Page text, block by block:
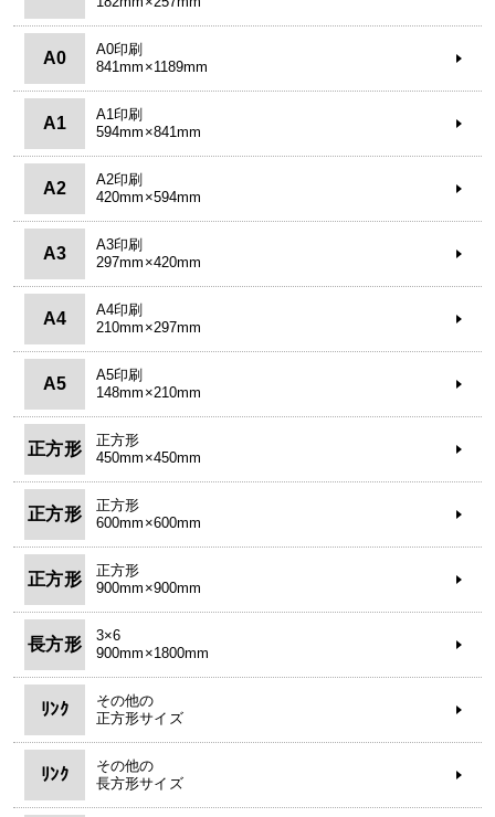
A0
A0印刷
841mm×1189mm
A1
A1印刷
594mm×841mm
A2
A2印刷
420mm×594mm
A3
A3印刷
297mm×420mm
A4
A4印刷
210mm×297mm
A5
A5印刷
148mm×210mm
正方形
正方形
450mm×450mm
正方形
正方形
600mm×600mm
正方形
正方形
900mm×900mm
長方形
3×6
900mm×1800mm
ﾘﾝｸ
その他の
正方形サイズ
ﾘﾝｸ
その他の
長方形サイズ